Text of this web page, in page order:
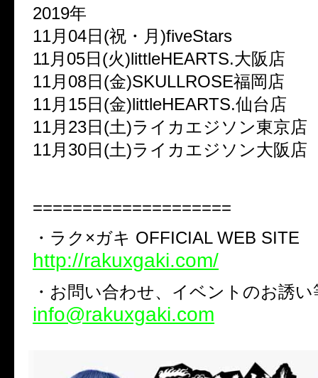
2019年
11月04日(祝・月)fiveStars
11月05日(火)littleHEARTS.大阪店
11月08日(金)SKULLROSE福岡店
11月15日(金)littleHEARTS.仙台店
11月23日(土)ライカエジソン東京店
11月30日(土)ライカエジソン大阪店
====================
・ラク×ガキ OFFICIAL WEB SITE
http://rakuxgaki.com/
・お問い合わせ、イベントのお誘
info@rakuxgaki.com